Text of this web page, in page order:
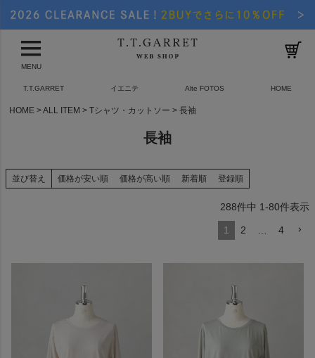
MENU
T.T.GARRET イエニテ Alte FOTOS HOME
HOME ALL ITEM Tシャツ・カットソー 長袖
長袖
並び替え 価格が安い順 価格が高い順 新着順 登録順
288件中 1-80件表示
1 2 … 4